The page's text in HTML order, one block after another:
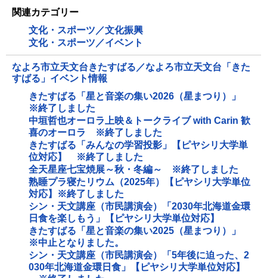
関連カテゴリー
文化・スポーツ／文化振興
文化・スポーツ／イベント
なよろ市立天文台きたすばる／なよろ市立天文台「きた
すばる」イベント情報
きたすばる「星と音楽の集い2026（星まつり）」
※終了しました
中垣哲也オーロラ上映＆トークライブ with Carin 歓
喜のオーロラ ※終了しました
きたすばる「みんなの学習投影」【ピヤシリ大学単
位対応】 ※終了しました
全天星座七宝焼展～秋・冬編～ ※終了しました
熟睡プラ寝たリウム（2025年）【ピヤシリ大学単位
対応】※終了しました
シン・天文講座（市民講演会）「2030年北海道金環
日食を楽しもう」【ピヤシリ大学単位対応】
きたすばる「星と音楽の集い2025（星まつり）」
※中止となりました。
シン・天文講座（市民講演会）「5年後に迫った、2
030年北海道金環日食」【ピヤシリ大学単位対応】